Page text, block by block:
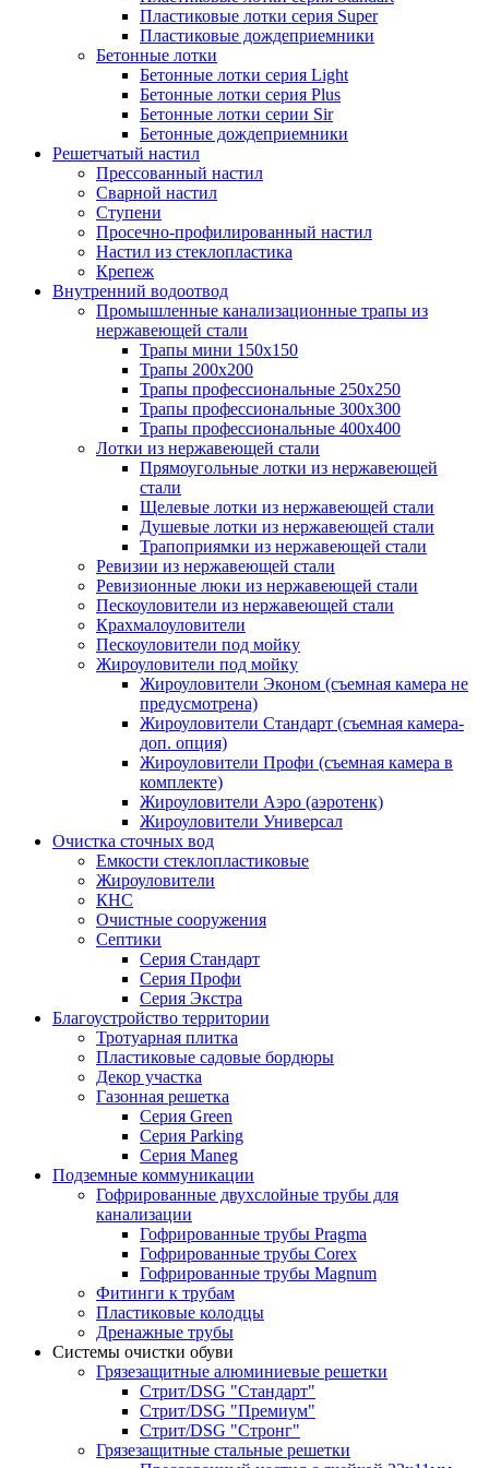
Пластиковые лотки серия Super
Пластиковые дождеприемники
Бетонные лотки
Бетонные лотки серия Light
Бетонные лотки серия Plus
Бетонные лотки серии Sir
Бетонные дождеприемники
Решетчатый настил
Прессованный настил
Сварной настил
Ступени
Просечно-профилированный настил
Настил из стеклопластика
Крепеж
Внутренний водоотвод
Промышленные канализационные трапы из
нержавеющей стали
Трапы мини 150х150
Трапы 200х200
Трапы профессиональные 250х250
Трапы профессиональные 300х300
Трапы профессиональные 400х400
Лотки из нержавеющей стали
Прямоугольные лотки из нержавеющей
стали
Щелевые лотки из нержавеющей стали
Душевые лотки из нержавеющей стали
Трапоприямки из нержавеющей стали
Ревизии из нержавеющей стали
Ревизионные люки из нержавеющей стали
Пескоуловители из нержавеющей стали
Крахмалоуловители
Пескоуловители под мойку
Жироуловители под мойку
Жироуловители Эконом (съемная камера не
предусмотрена)
Жироуловители Стандарт (съемная камера-
доп. опция)
Жироуловители Профи (съемная камера в
комплекте)
Жироуловители Аэро (аэротенк)
Жироуловители Универсал
Очистка сточных вод
Емкости стеклопластиковые
Жироуловители
КНС
Очистные сооружения
Септики
Серия Стандарт
Серия Профи
Серия Экстра
Благоустройство территории
Тротуарная плитка
Пластиковые садовые бордюры
Декор участка
Газонная решетка
Серия Green
Серия Parking
Серия Maneg
Подземные коммуникации
Гофрированные двухслойные трубы для
канализации
Гофрированные трубы Pragma
Гофрированные трубы Corex
Гофрированные трубы Magnum
Фитинги к трубам
Пластиковые колодцы
Дренажные трубы
Системы очистки обуви
Грязезащитные алюминиевые решетки
Стрит/DSG "Стандарт"
Стрит/DSG "Премиум"
Стрит/DSG "Стронг"
Грязезащитные стальные решетки